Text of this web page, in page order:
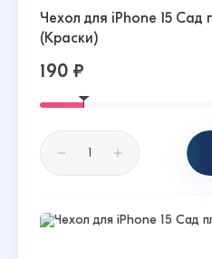
Чехол для iPhone 15 Сад
(Краски)
190 ₽